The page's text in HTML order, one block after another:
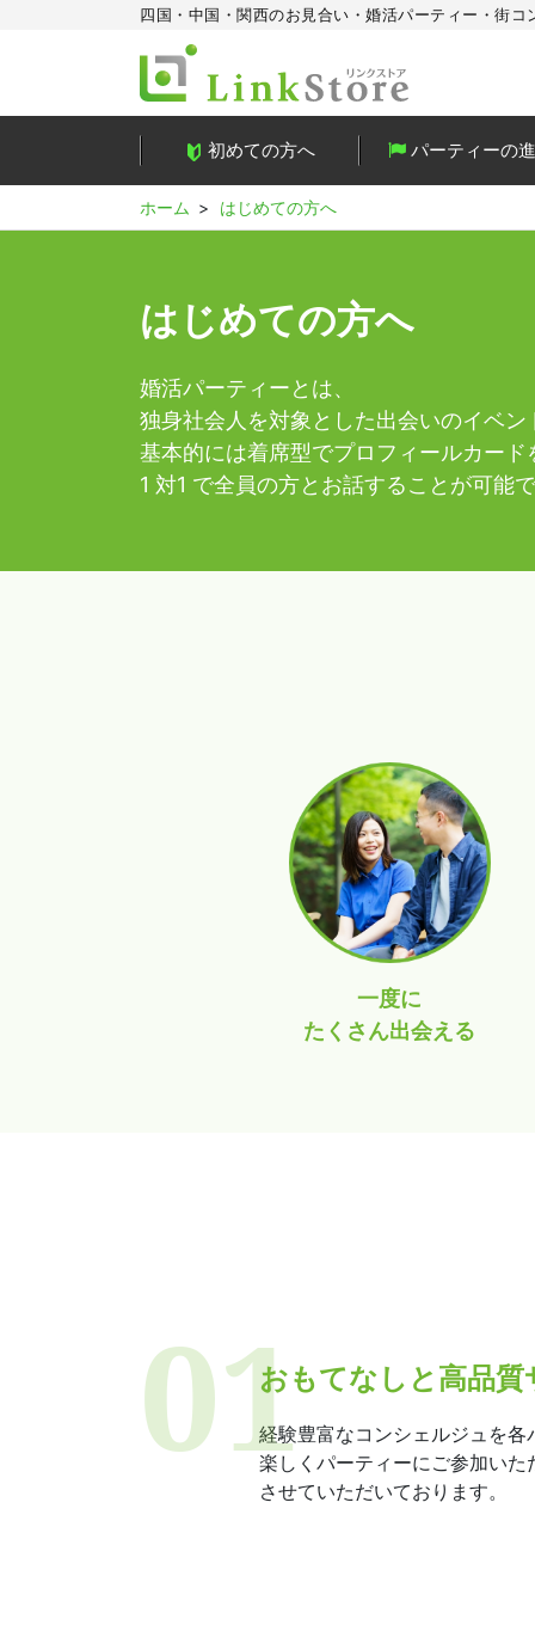
四国・中国・関西のお見合い・婚活パーティー・街コ
初めての方へ パーティーの
ホーム はじめての方へ
はじめての方へ
婚活パーティーとは、
独身社会人を対象とした出会いのイベン
基本的には着席型でプロフィールカード
1 対1 で全員の方とお話することが可能で
一度に
たくさん出会える
おもてなしと高品質
経験豊富なコンシェルジュを各
楽しくパーティーにご参加いた
させていただいております。